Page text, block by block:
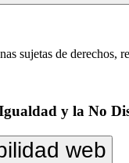
sujetas de
y la No
web